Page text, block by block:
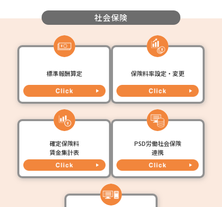
社会保険
標準報酬算定 保険料率設定・変更
確定保険料
賃金集計表
PSD労働社会保険
連携